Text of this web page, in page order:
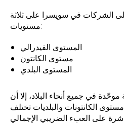
الشركات في سويسرا على ثلاثة
مستويات:
المستوى الفيدرالي
مستوى الكانتون
المستوى البلدي
في جميع أنحاء البلاد، إلا أن
الكانتونات والبلديات تختلف